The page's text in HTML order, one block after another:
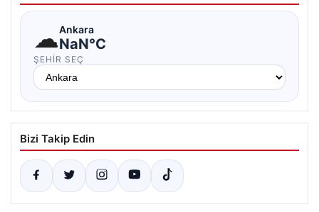
☁Ankara
NaN°C
ŞEHIR SEÇ
Bizi Takip Edin